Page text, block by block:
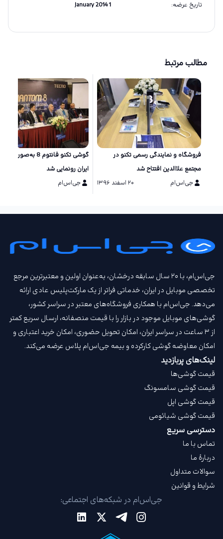
تاریخ عرضه:
1 January 2014
مطالب مرتبط
فروشگاه و نمایندگی رسمی تکنو در
مجتمع علاالدین افتتاح شد
جی‌اس‌ام
۲۰ اسفند ۱۳۹۶
گوشی تکنو فانتوم 8
ایران رونمایی شد
جی‌اس‌ام
جی‌اس‌ام، با ۲۰ سال سابقه درخشان، به‌عنوان اولین و معتبرترین مرجع
تخصصی موبایل در ایران، خدماتی فراتر از یک مارکت‌پلیس عادی ارائه
می‌دهد. جی‌اس‌ام با همکاری فروشگاه‌های معتبر در سراسر کشور،
گوشی‌های موبایل موجود در بازار را با قیمت‌ منصفانه، ارسال سریع کمتر
از ۳ ساعت در سراسر ایران، امکان تحویل حضوری، امکان خرید اعتباری و
امکان معاوضه گوشی کارکرده و بیمه جی‌اس‌ام‌ پلاس عرضه می‌کند.
لینک‌های پربازدید
قیمت گوشی‌ها
قیمت گوشی سامسونگ
قیمت گوشی اپل
قیمت گوشی شیائومی
دسترسی سریع
تماس با ما
دربارهٔ ما
سوالات متداول
شرایط و قوانین
جی‌اس‌ام در شبکه‌های اجتماعی: